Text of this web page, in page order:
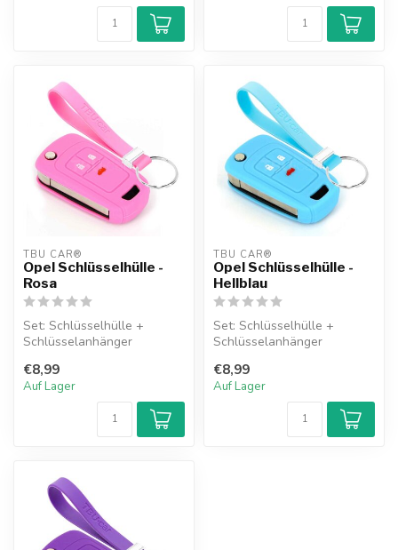
TBU CAR®
Opel Schlüsselhülle -
Rosa
Set: Schlüsselhülle +
Schlüsselanhänger
€8,99
Auf Lager
TBU CAR®
Opel Schlüsselhülle -
Hellblau
Set: Schlüsselhülle +
Schlüsselanhänger
€8,99
Auf Lager